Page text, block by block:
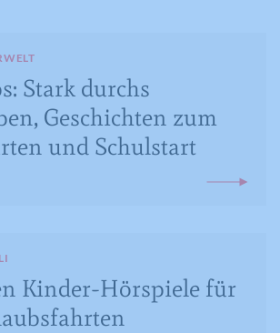
Stark durchs
Geschichten zum
und Schulstart
Kinder-Hörspiele für
Registriert anonyme statistische Daten
Abspielverhalten von Videos.